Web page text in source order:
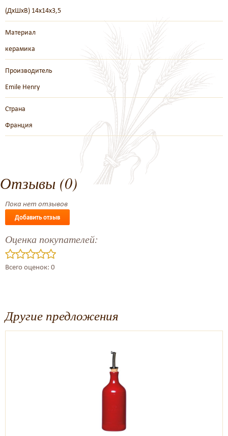
(ДхШхВ) 14х14х3,5
Материал
керамика
Производитель
Emile Henry
Страна
Франция
Отзывы (0)
Пока нет отзывов
Добавить отзыв
Оценка покупателей:
Всего оценок: 0
Другие предложения